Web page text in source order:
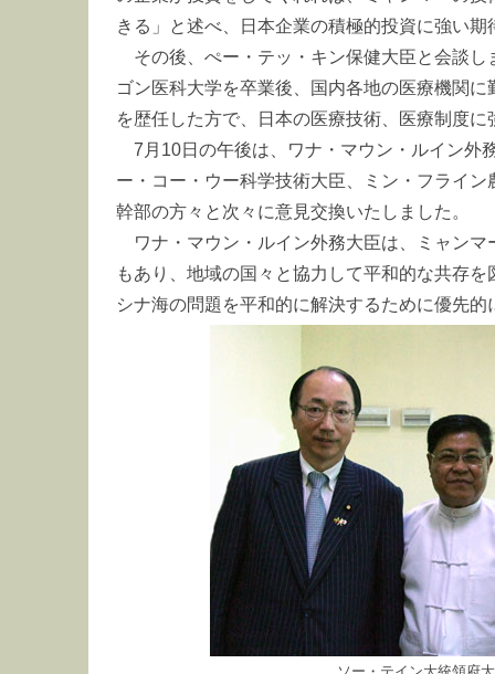
きる」と述べ、日本企業の積極的投資に強い期
その後、ぺー・テッ・キン保健大臣と会談
ゴン医科大学を卒業後、国内各地の医療機関
を歴任した方で、日本の医療技術、医療制度
7月10日の午後は、ワナ・マウン・ルイン外
ー・コー・ウー科学技術大臣、ミン・フライ
幹部の方々と次々に意見交換いたしました。
ワナ・マウン・ルイン外務大臣は、ミャン
もあり、地域の国々と協力して平和的な共存
シナ海の問題を平和的に解決するために優先